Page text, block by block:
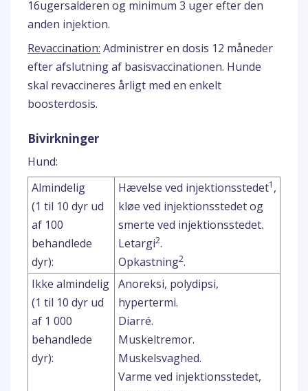
16ugersalderen og minimum 3 uger efter den
anden injektion.
Revaccination: Administrer en dosis 12 måneder
efter afslutning af basisvaccinationen. Hunde
skal revaccineres årligt med en enkelt
boosterdosis.
Bivirkninger
Hund:
Almindelig
(1 til 10 dyr ud
af 100
behandlede
dyr):
Hævelse ved injektionsstedet1 ,
kløe ved injektionsstedet og
smerte ved injektionsstedet.
Letargi2.
Opkastning2.
Ikke almindelig
(1 til 10 dyr ud
af 1 000
behandlede
dyr):
Anoreksi, polydipsi,
hypertermi.
Diarré.
Muskeltremor.
Muskelsvaghed.
Varme ved injektionsstedet,